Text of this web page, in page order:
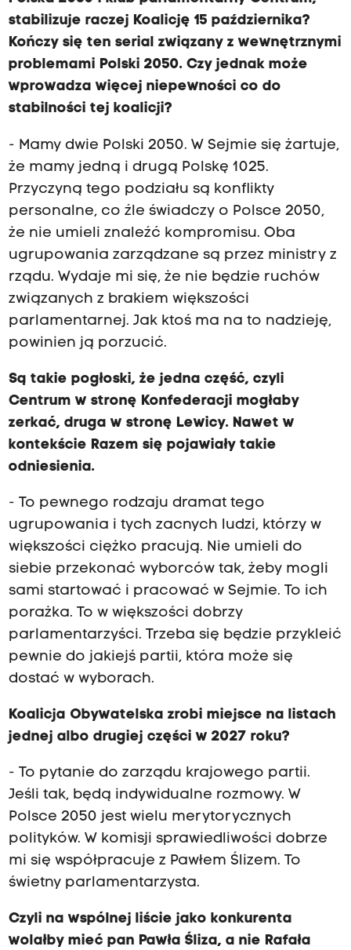
stabilizuje raczej Koalicję 15 października?
Kończy się ten serial związany z wewnętrznymi
problemami Polski 2050. Czy jednak może
wprowadza więcej niepewności co do
stabilności tej koalicji?
- Mamy dwie Polski 2050. W Sejmie się żartuje,
że mamy jedną i drugą Polskę 1025.
Przyczyną tego podziału są konflikty
personalne, co źle świadczy o Polsce 2050,
że nie umieli znaleźć kompromisu. Oba
ugrupowania zarządzane są przez ministry z
rządu. Wydaje mi się, że nie będzie ruchów
związanych z brakiem większości
parlamentarnej. Jak ktoś ma na to nadzieję,
powinien ją porzucić.
Są takie pogłoski, że jedna część, czyli
Centrum w stronę Konfederacji mogłaby
zerkać, druga w stronę Lewicy. Nawet w
kontekście Razem się pojawiały takie
odniesienia.
- To pewnego rodzaju dramat tego
ugrupowania i tych zacnych ludzi, którzy w
większości ciężko pracują. Nie umieli do
siebie przekonać wyborców tak, żeby mogli
sami startować i pracować w Sejmie. To ich
porażka. To w większości dobrzy
parlamentarzyści. Trzeba się będzie przykleić
pewnie do jakiejś partii, która może się
dostać w wyborach.
Koalicja Obywatelska zrobi miejsce na listach
jednej albo drugiej części w 2027 roku?
- To pytanie do zarządu krajowego partii.
Jeśli tak, będą indywidualne rozmowy. W
Polsce 2050 jest wielu merytorycznych
polityków. W komisji sprawiedliwości dobrze
mi się współpracuje z Pawłem Ślizem. To
świetny parlamentarzysta.
Czyli na wspólnej liście jako konkurenta
wolałby mieć pan Pawła Śliza, a nie Rafała